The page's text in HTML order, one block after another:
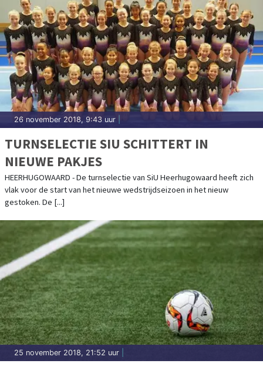
26 november 2018, 9:43 uur
TURNSELECTIE SIU SCHITTERT IN
NIEUWE PAKJES
HEERHUGOWAARD - De turnselectie van SiU Heerhugowaard heeft zich
vlak voor de start van het nieuwe wedstrijdseizoen in het nieuw
gestoken. De [...]
25 november 2018, 21:52 uur